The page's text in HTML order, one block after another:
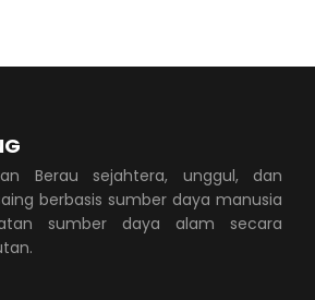
Berau sejahtera, unggul, dan
berbasis sumber daya manusia
sumber daya alam secara